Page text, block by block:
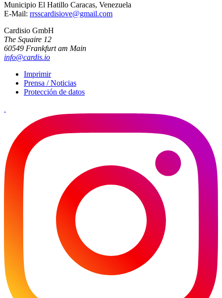
Municipio El Hatillo Caracas, Venezuela
E-Mail: rrsscardisiove@gmail.com
Cardisio GmbH
The Squaire 12
60549 Frankfurt am Main
info@cardis.io
Imprimir
Prensa / Noticias
Protección de datos